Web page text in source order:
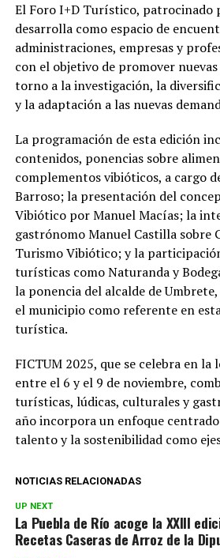
El Foro I+D Turístico, patrocinado
desarrolla como espacio de
administraciones, empresas y
con el objetivo de promover
torno a la investigación, la
y la adaptación a las nuevas
La programación de esta edición
contenidos, ponencias sobre
complementos vibióticos, a cargo
Barroso; la presentación del
Vibiótico por Manuel Macías; la
gastrónomo Manuel Castilla sobre
Turismo Vibiótico; y la
turísticas como Naturanda y
la ponencia del alcalde de
el municipio como referente en
turística.
FICTUM 2025, que se celebra en la
entre el 6 y el 9 de noviembre,
turísticas, lúdicas, culturales y
año incorpora un enfoque
talento y la sostenibilidad como
NOTICIAS RELACIONADAS
UP NEXT
La Puebla de Río acoge la XXIII
Recetas Caseras de Arroz de la